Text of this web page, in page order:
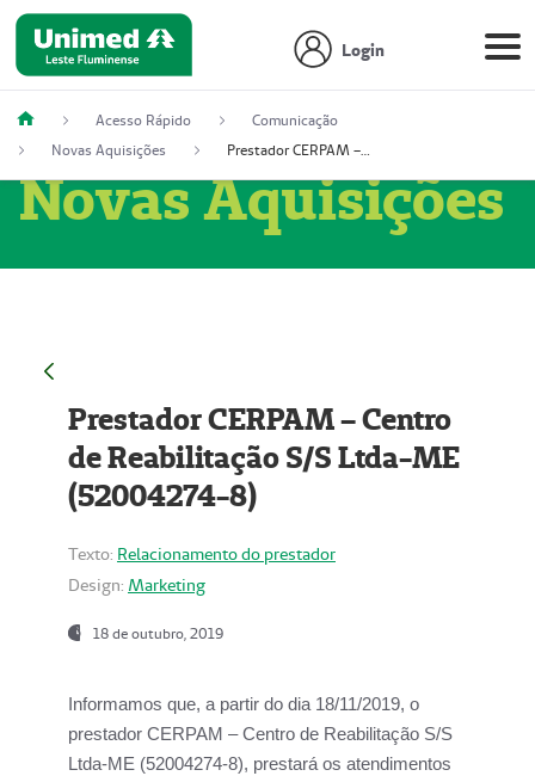
Login
Acesso Rápido
Comunicação
Novas Aquisições
Prestador CERPAM – Centro de Reabilitação S/S Ltda-ME (52004274-8)
Novas Aquisições
Prestador CERPAM – Centro
de Reabilitação S/S Ltda-ME
(52004274-8)
Texto: Relacionamento do prestador
Design: Marketing
18 de outubro, 2019
Informamos que, a partir do dia 18/11/2019, o
prestador CERPAM – Centro de Reabilitação S/S
Ltda-ME (52004274-8), prestará os atendimentos